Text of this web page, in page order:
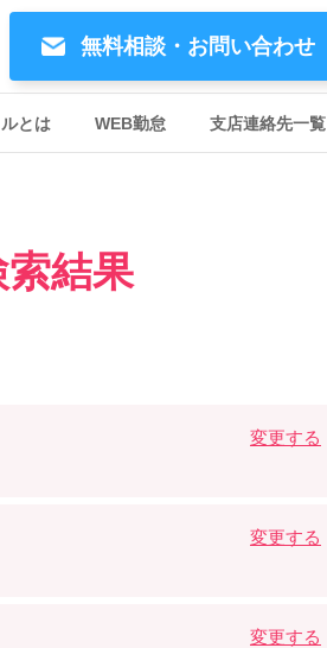
無料相談・お問い合わせ
とは WEB勤怠 支店連絡先一覧
結果
変更する
変更する
変更する